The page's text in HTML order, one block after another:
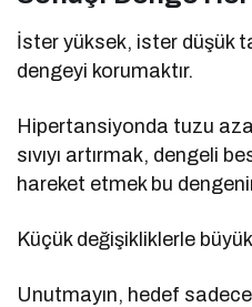
İster yüksek, ister düşük
dengeyi korumaktır.
Hipertansiyonda tuzu
sıvıyı artırmak, dengeli
hareket etmek bu
Küçük değişikliklerle
Unutmayın, hedef